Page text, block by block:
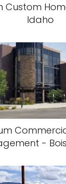
Custom
Idaho
-